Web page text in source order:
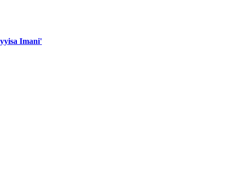
Imani'